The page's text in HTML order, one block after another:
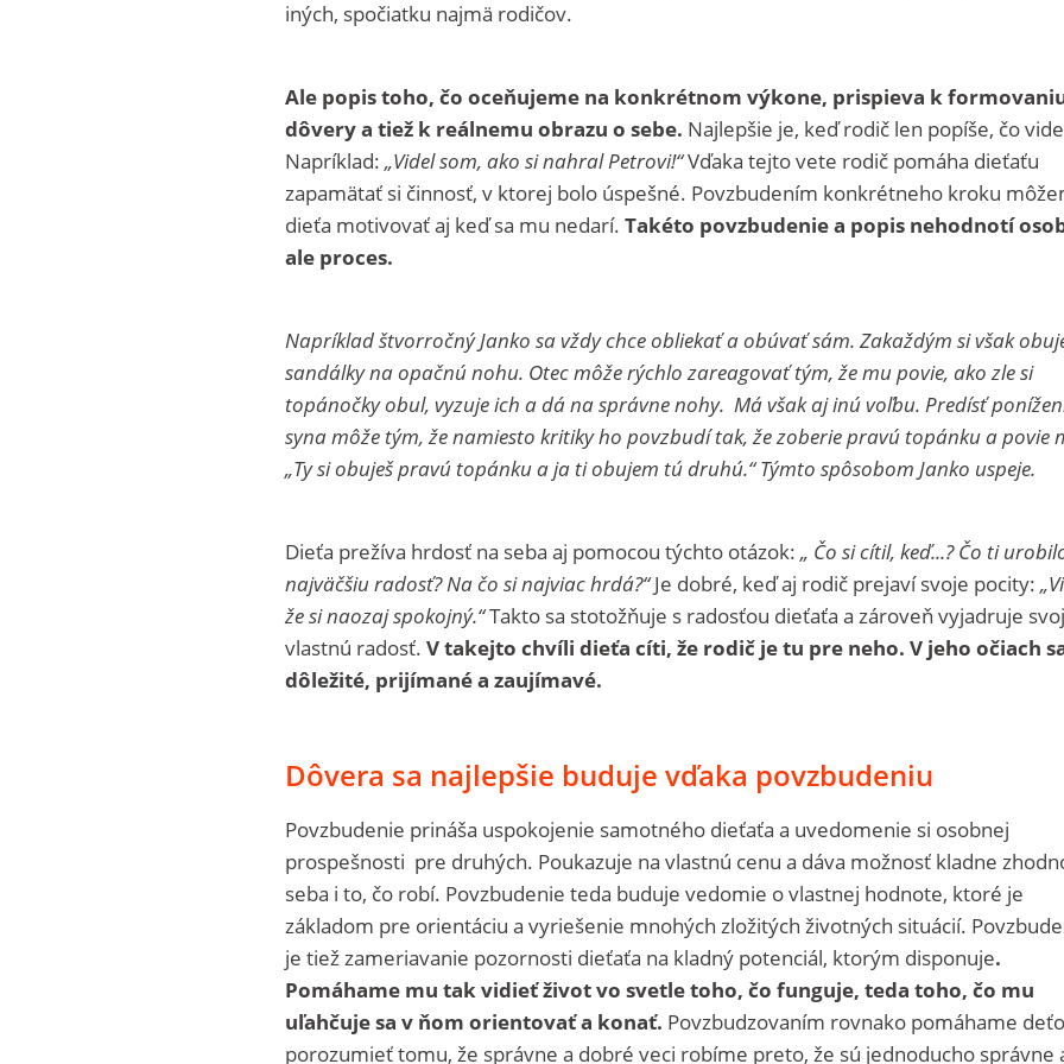
iných, spočiatku najmä rodičov.
Ale popis toho, čo oceňujeme na konkrétnom výkone, prispieva k
dôvery a tiež k reálnemu obrazu o sebe. Najlepšie je, keď rodič len popíše, čo
Napríklad: „Videl som, ako si nahral Petrovi!“Vďaka tejto vete rodič pomáha dieťaťu
zapamätať si činnosť, v ktorej bolo úspešné. Povzbudením konkrétneho kroku
dieťa motivovať aj keď sa mu nedarí. Takéto povzbudenie a popis nehodnotí
ale proces.
Napríklad štvorročný Janko sa vždy chce obliekať a obúvať sám. Zakaždým si však
sandálky na opačnú nohu. Otec môže rýchlo zareagovať tým, že mu povie, ako zle si
topánočky obul, vyzuje ich a dá na správne nohy. Má však aj inú voľbu. Predísť
syna môže tým, že namiesto kritiky ho povzbudí tak, že zoberie pravú topánku a povie
„Ty si obuješ pravú topánku a ja ti obujem tú druhú.“ Týmto spôsobom Janko uspeje.
Dieťa prežíva hrdosť na seba aj pomocou týchto otázok: „ Čo si cítil, keď...? Čo ti
najväčšiu radosť? Na čo si najviac hrdá?“Je dobré, keď aj rodič prejaví svoje pocity:
že si naozaj spokojný.“Takto sa stotožňuje s radosťou dieťaťa a zároveň vyjadruje
vlastnú radosť. V takejto chvíli dieťa cíti, že rodič je tu pre neho. V jeho očiach
dôležité, prijímané a zaujímavé.
Dôvera sa najlepšie buduje vďaka povzbudeniu
Povzbudenie prináša uspokojenie samotného dieťaťa a uvedomenie si osobnej
prospešnosti pre druhých. Poukazuje na vlastnú cenu a dáva možnosť kladne
seba i to, čo robí. Povzbudenie teda buduje vedomie o vlastnej hodnote, ktoré je
základom pre orientáciu a vyriešenie mnohých zložitých životných situácií.
je tiež zameriavanie pozornosti dieťaťa na kladný potenciál, ktorým disponuje.
Pomáhame mu tak vidieť život vo svetle toho, čo funguje, teda toho, čo mu
uľahčuje sa v ňom orientovať a konať. Povzbudzovaním rovnako pomáhame
porozumieť tomu, že správne a dobré veci robíme preto, že sú jednoducho správne